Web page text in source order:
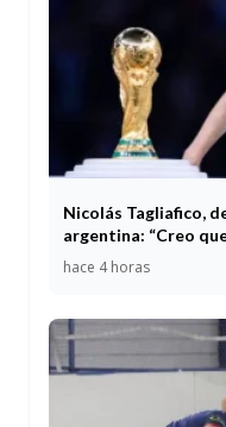
Nicolás Tagliafico,
argentina: “Creo
hace 4 horas